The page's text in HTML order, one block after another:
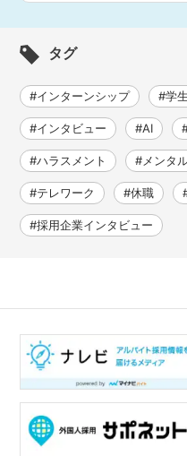
タグ
#インターンシップ #学
#インタビュー #AI
#ハラスメント #メンタ
#テレワーク #休職
#採用企業インタビュー